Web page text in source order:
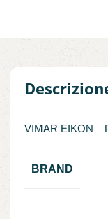
VIMAR EIKON –
BRAND